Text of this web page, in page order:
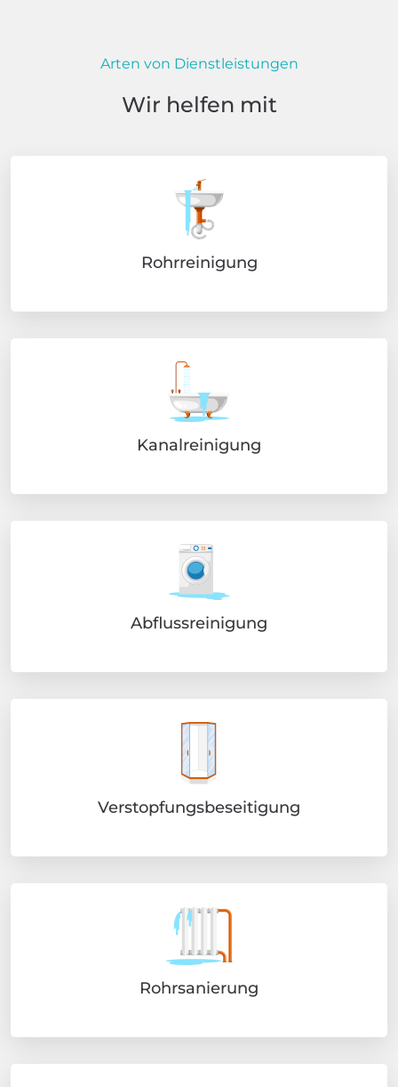
Arten von Dienstleistungen
Wir helfen mit
Rohrreinigung
Kanalreinigung
Abflussreinigung
Verstopfungsbeseitigung
Rohrsanierung